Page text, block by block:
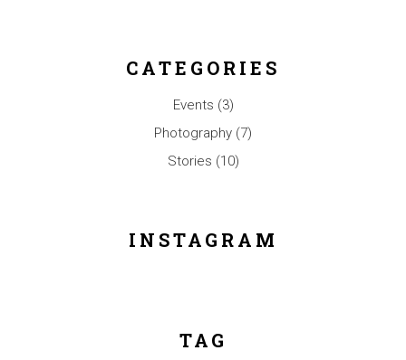
CATEGORIES
Events (3)
Photography (7)
Stories (10)
INSTAGRAM
TAG